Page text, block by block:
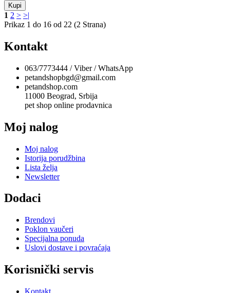
1 2 > >|
Prikaz 1 do 16 od 22 (2 Strana)
Kontakt
063/7773444 / Viber / WhatsApp
petandshopbgd@gmail.com
petandshop.com
11000 Beograd, Srbija
pet shop online prodavnica
Moj nalog
Moj nalog
Istorija porudžbina
Lista želja
Newsletter
Dodaci
Brendovi
Poklon vaučeri
Specijalna ponuda
Uslovi dostave i povraćaja
Korisnički servis